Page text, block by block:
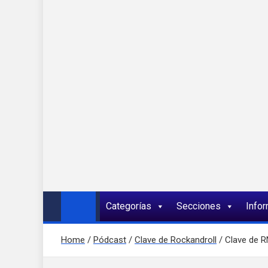
Categorías Secciones
Home Pódcast Clave de Rockandroll Clave de